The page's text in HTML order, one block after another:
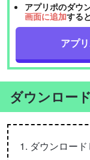
アプリポのダウ
画面に追加する
アプ
ダウンロー
ダウンロー